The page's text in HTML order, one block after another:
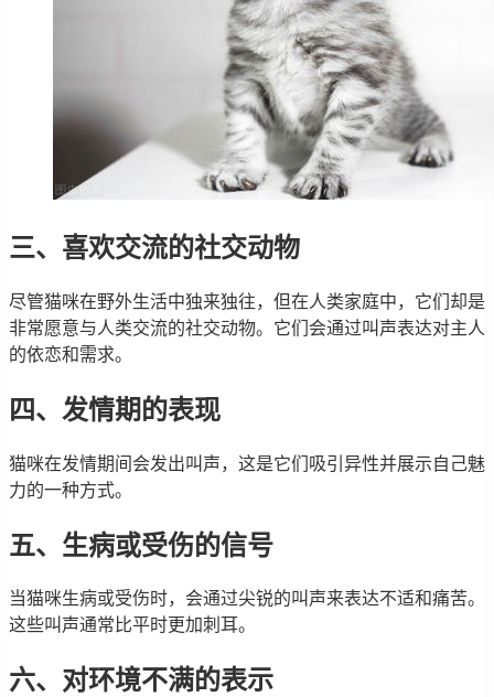
三、喜欢交流的社交动物
尽管猫咪在野外生活中独来独往，但在人类家庭中，它们却是
非常愿意与人类交流的社交动物。它们会通过叫声表达对主人
的依恋和需求。
四、发情期的表现
猫咪在发情期间会发出叫声，这是它们吸引异性并展示自己魅
力的一种方式。
五、生病或受伤的信号
当猫咪生病或受伤时，会通过尖锐的叫声来表达不适和痛苦。
这些叫声通常比平时更加刺耳。
六、对环境不满的表示